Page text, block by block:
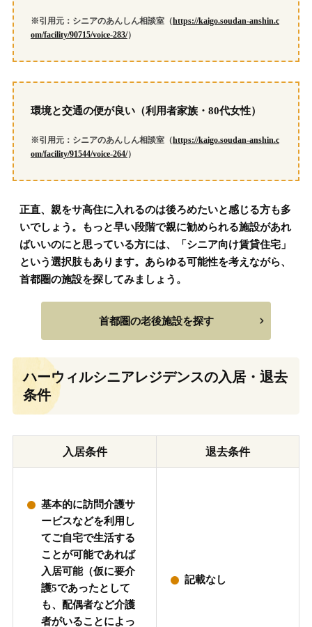
※引用元：シニアのあんしん相談室（https://kaigo.soudan-anshin.c
om/facility/90715/voice-283/）
環境と交通の便が良い（利用者家族・80代女性）
※引用元：シニアのあんしん相談室（https://kaigo.soudan-anshin.c
om/facility/91544/voice-264/）
正直、親をサ高住に入れるのは後ろめたいと感じる方も多
いでしょう。もっと早い段階で親に勧められる施設があれ
ばいいのにと思っている方には、「シニア向け賃貸住宅」
という選択肢もあります。あらゆる可能性を考えながら、
首都圏の施設を探してみましょう。
首都圏の老後施設を探す
ハーウィルシニアレジデンスの入居・退去
条件
入居条件 退去条件
基本的に訪問介護サ
ービスなどを利用し
てご自宅で生活する
ことが可能であれば
入居可能（仮に要介
護5であったとして
も、配偶者など介護
者がいることによっ
記載なし